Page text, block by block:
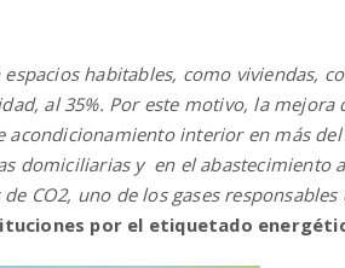
habitables, como viviendas,
al 35%. Por este motivo, la mejora
acondicionamiento interior en más
domiciliarias y en el abastecimiento
CO2, uno de los gases
por el etiquetado